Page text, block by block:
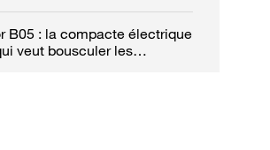
B05 : la compacte électrique
veut bousculer les